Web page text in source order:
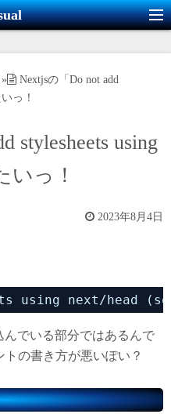
»
Nextjsの「Do not add
っ！
stylesheets using
いっ！
2023年8月4日
using next/head
んでいる部分ではあるんで
の書き方が悪いぽい？